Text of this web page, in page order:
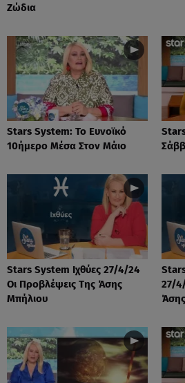
Ζώδια
Stars System: Το Ευνοϊκό
10ήμερο Μέσα Στον Μάιο
Stars System Ιχθύες 27/4/24
Οι Προβλέψεις Της Άσης
Μπήλιου
27/